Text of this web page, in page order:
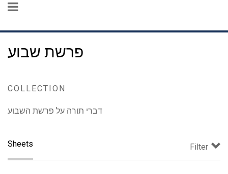
פרשת שבוע
COLLECTION
דברי תורה על פרשת השבוע
Sheets Filter